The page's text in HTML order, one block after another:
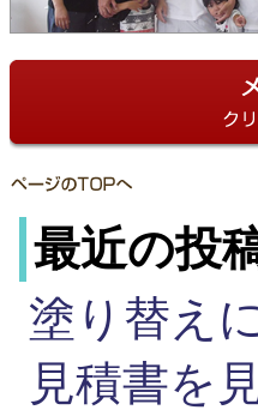
最近の投
塗り替え
見積書を